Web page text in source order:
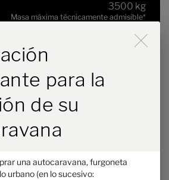
3500 kg
Masa máxima técnicamente admisible*
Seleccionado wird der
para la
de su
una autocaravana, furgoneta
urbano (en lo sucesivo: